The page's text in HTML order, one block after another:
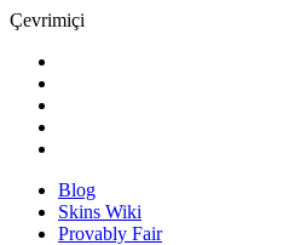
Çevrimiçi
Blog
Skins Wiki
Provably Fair